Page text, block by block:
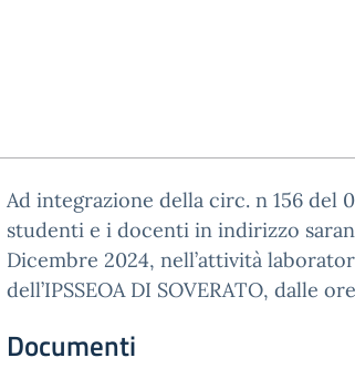
Ad integrazione della circ. n 156 del
studenti e i docenti in indirizzo
Dicembre 2024, nell’attività
dell’IPSSEOA DI SOVERATO, dalle
Documenti